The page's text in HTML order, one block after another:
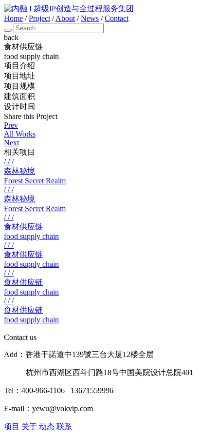
Home /Project /About /News /Contact
back
食材供应链
food supply chain
项目介绍
项目地址
项目规模
建筑面积
设计时间
Share this Project
Prev
All Works
Next
相关项目
/ / /
森林秘境
Forest Secret Realm
/ / /
森林秘境
Forest Secret Realm
/ / /
食材供应链
food supply chain
/ / /
食材供应链
food supply chain
/ / /
食材供应链
food supply chain
/ / /
食材供应链
food supply chain
Contact us
Add：香港干諾道中139號三台大厦12楼全层
杭州市西湖区西斗门路18号中国美院设计总院401
Tel：400-966-1106 13671559996
E-mail：yewu@vokvip.com
项目 关于 动态 联系